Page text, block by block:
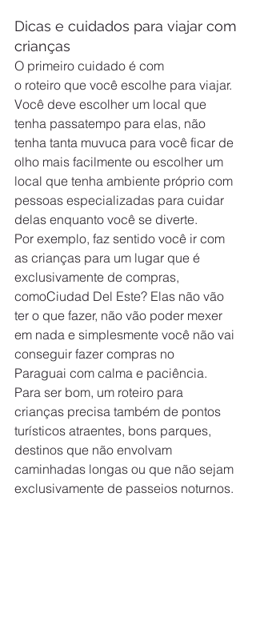
Dicas e cuidados para viajar com
crianças
O primeiro cuidado é com
o roteiro que você escolhe para viajar.
Você deve escolher um local que
tenha passatempo para elas, não
tenha tanta muvuca para você ficar de
olho mais facilmente ou escolher um
local que tenha ambiente próprio com
pessoas especializadas para cuidar
delas enquanto você se diverte.
Por exemplo, faz sentido você ir com
as crianças para um lugar que é
exclusivamente de compras,
comoCiudad Del Este? Elas não vão
ter o que fazer, não vão poder mexer
em nada e simplesmente você não vai
conseguir fazer compras no
Paraguai com calma e paciência.
Para ser bom, um roteiro para
crianças precisa também de pontos
turísticos atraentes, bons parques,
destinos que não envolvam
caminhadas longas ou que não sejam
exclusivamente de passeios noturnos.